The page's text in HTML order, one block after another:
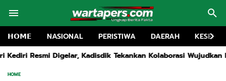
𝗛𝗢𝗠𝗘 NASIONAL PERISTIWA DAERAH
Tekankan Kolaborasi Wujudkan Pendidikan Bermutu 5
HOME